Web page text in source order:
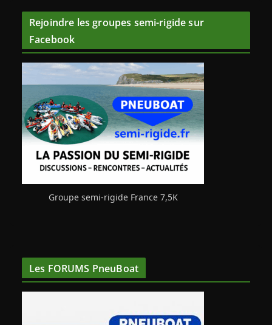
Rejoindre les groupes semi-rigide sur
Facebook
Groupe semi-rigide France 7,5K
Les FORUMS PneuBoat